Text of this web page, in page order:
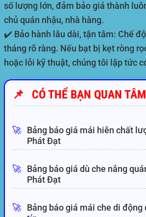
số lượng lớn, đảm bảo giá thành
chủ quán nhậu, nhà hàng.
✔️ Bảo hành lâu dài, tận tâm: Chế
tháng rõ ràng. Nếu bạt bị kẹt ròng
hoặc lỗi kỹ thuật, chúng tôi lập tức
📌 CÓ THỂ BẠN QUAN
🚀
Bảng báo giá mái hiên chất
Phát Đạt
🚀
Bảng báo giá dù che nắng
Phát Đạt
🚀
Bảng báo giá mái che di động